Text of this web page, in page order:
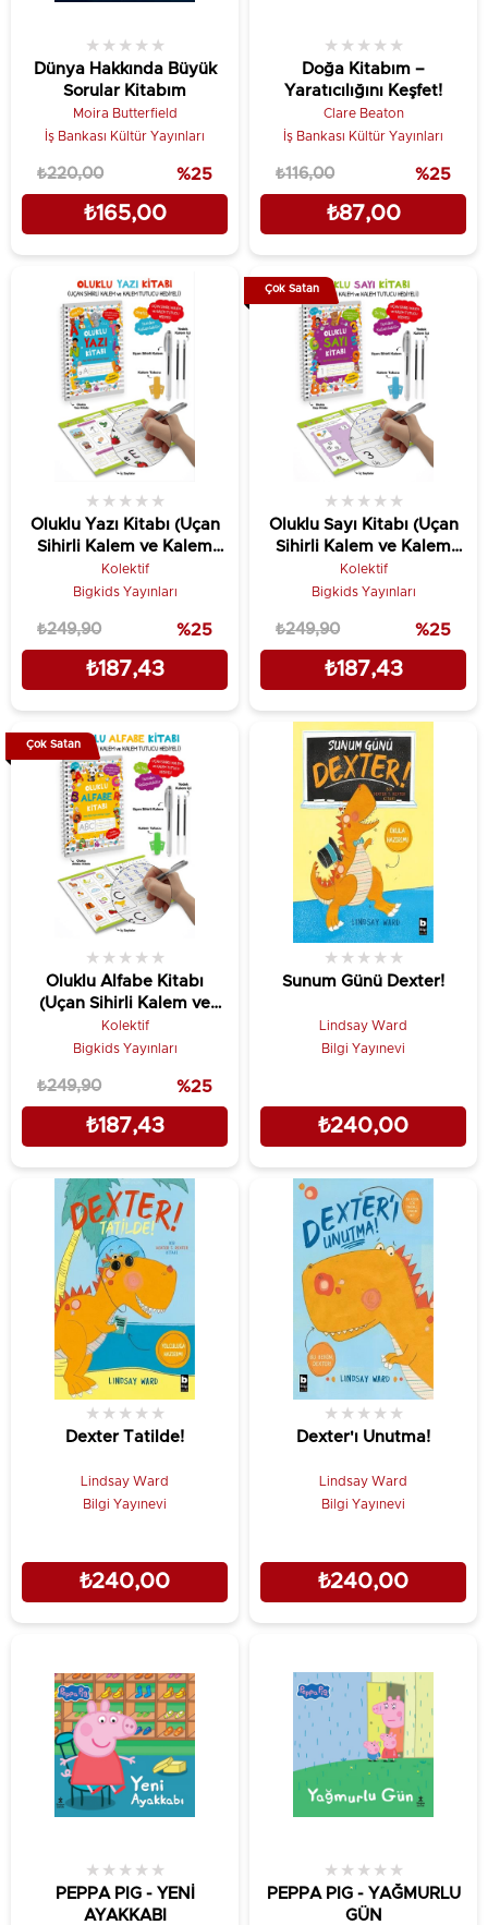
Dünya Hakkında Büyük
Sorular Kitabım
★ ★ ★ ★ ★
Moira Butterfield
İş Bankası Kültür Yayınları
₺165,00
₺220,00 %25
Doğa Kitabım –
Yaratıcılığını Keşfet!
★ ★ ★ ★ ★
Clare Beaton
İş Bankası Kültür Yayınları
₺87,00
₺116,00 %25
Oluklu Yazı Kitabı (Uçan
Sihirli Kalem ve Kalem
Tutucu Hediyeli)
★ ★ ★ ★ ★
Kolektif
Bigkids Yayınları
₺187,43
₺249,90 %25
Oluklu Sayı Kitabı (Uçan
Sihirli Kalem ve Kalem
Tutucu Hediyeli)
★ ★ ★ ★ ★
Kolektif
Bigkids Yayınları
₺187,43
₺249,90 %25
Çok Satan
Oluklu Alfabe Kitabı
(Uçan Sihirli Kalem ve
Kalem Tutucu Hediyeli)
★ ★ ★ ★ ★
Kolektif
Bigkids Yayınları
₺187,43
₺249,90 %25
Çok Satan
Sunum Günü Dexter!
★ ★ ★ ★ ★
Lindsay Ward
Bilgi Yayınevi
₺240,00
Dexter Tatilde!
★ ★ ★ ★ ★
Lindsay Ward
Bilgi Yayınevi
₺240,00
Dexter'ı Unutma!
★ ★ ★ ★ ★
Lindsay Ward
Bilgi Yayınevi
₺240,00
PEPPA PIG - YENİ
AYAKKABI
★ ★ ★ ★ ★
PEPPA PIG - YAĞMURLU
GÜN
★ ★ ★ ★ ★